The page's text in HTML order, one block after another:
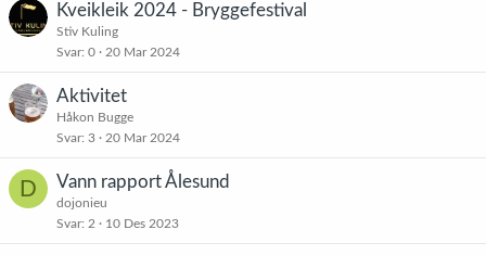
Kveikleik 2024 - Bryggefestival
Stiv Kuling
Svar 0 20 Mar 2024
Aktivitet
Håkon Bugge
Svar 3 20 Mar 2024
D Vann rapport Ålesund
dojonieu
Svar 2 10 Des 2023